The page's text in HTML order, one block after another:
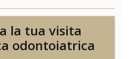
la tua visita
odontoiatrica